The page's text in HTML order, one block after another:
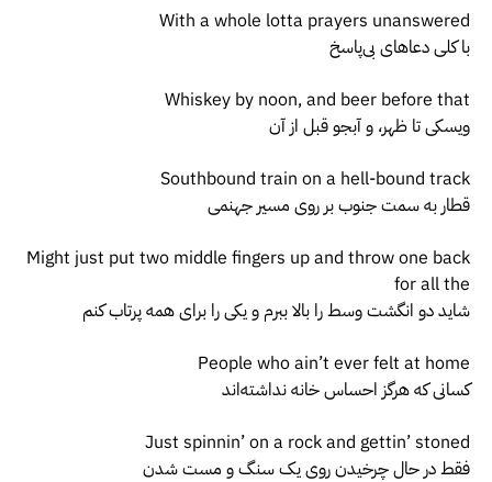
With a whole lotta prayers unanswered
با کلی دعاهای بی‌پاسخ
Whiskey by noon, and beer before that
ویسکی تا ظهر، و آبجو قبل از آن
Southbound train on a hell-bound track
قطار به سمت جنوب بر روی مسیر جهنمی
Might just put two middle fingers up and throw one back
for all the
شاید دو انگشت وسط را بالا ببرم و یکی را برای همه پرتاب کنم
People who ain’t ever felt at home
کسانی که هرگز احساس خانه نداشته‌اند
Just spinnin’ on a rock and gettin’ stoned
فقط در حال چرخیدن روی یک سنگ و مست شدن